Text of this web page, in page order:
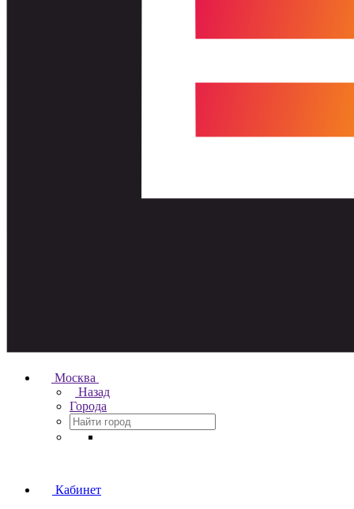
Москва
Назад
Города
Кабинет